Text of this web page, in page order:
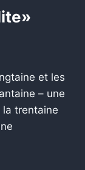
et les
– une
trentaine